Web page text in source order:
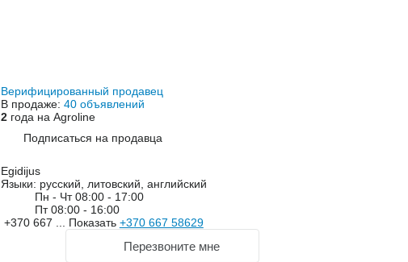
Верифицированный продавец
В продаже: 40 объявлений
2года на Agroline
Подписаться на продавца
Egidijus
Языки: русский, литовский, английский
Пн - Чт08:00 - 17:00
Пт08:00 - 16:00
+370 667 ... Показать +370 667 58629
Перезвоните мне